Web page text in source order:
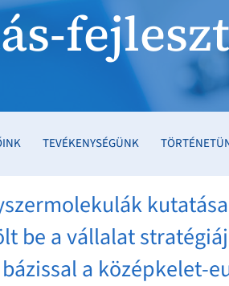
TEVÉKENYSÉGÜNK
be a vállalat
a középkelet-